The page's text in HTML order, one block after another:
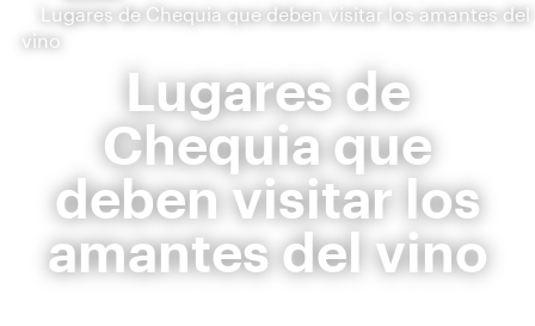
Lugares de Chequia que deben visitar los amantes del
vino
Lugares de
Chequia que
deben visitar los
amantes del vino